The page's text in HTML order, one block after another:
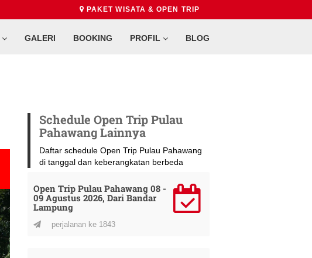
PAKET WISATA & OPEN TRIP
GALERI BOOKING PROFIL BLOG
Schedule Open Trip Pulau
Pahawang Lainnya
Daftar schedule Open Trip Pulau Pahawang
di tanggal dan keberangkatan berbeda
Open Trip Pulau Pahawang 08 -
09 Agustus 2026, Dari Bandar
Lampung
perjalanan ke 1843